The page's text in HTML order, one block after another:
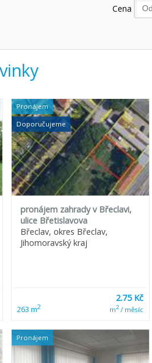
Cena
Pronájem
Doporučujeme
pronájem zahrady v Břeclavi,
ulice Břetislavova
Břeclav, okres Břeclav,
Jihomoravský kraj
263 m2
2.75 Kč
m2/ měsíc
Pronájem